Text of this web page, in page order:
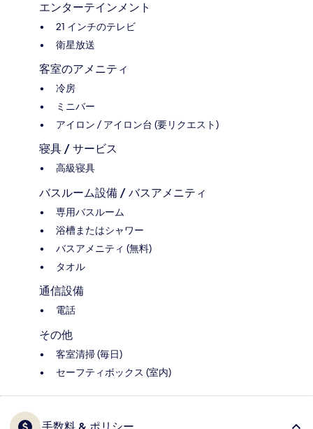
エンターテインメント
21 インチのテレビ
衛星放送
客室のアメニティ
冷房
ミニバー
アイロン / アイロン台 (要リクエスト)
寝具 / サービス
高級寝具
バスルーム設備 / バスアメニティ
専用バスルーム
浴槽またはシャワー
バスアメニティ (無料)
タオル
通信設備
電話
その他
客室清掃 (毎日)
セーフティボックス (室内)